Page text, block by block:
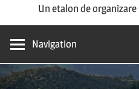
Un etalon de
Navigation